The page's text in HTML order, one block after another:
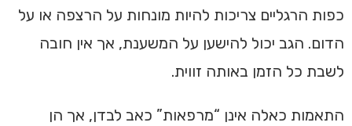
כפות הרגליים צריכות להיות מונחות על הרצפה או על
הדום. הגב יכול להישען על המשענת, אך אין חובה
לשבת כל הזמן באותה זווית.
התאמות כאלה אינן “מרפאות” כאב לבדן, אך הן